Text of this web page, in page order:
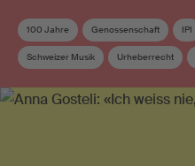
100 Jahre Genossenschaft IPI
Schweizer Musik Urheberrecht